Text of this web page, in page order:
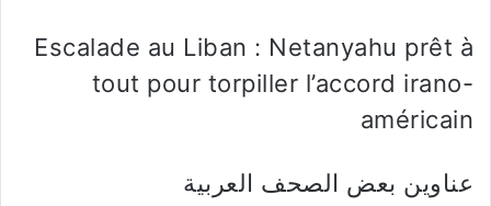
Escalade au Liban : Netanyahu prêt à
tout pour torpiller l’accord irano-
américain
عناوين بعض الصحف العربية